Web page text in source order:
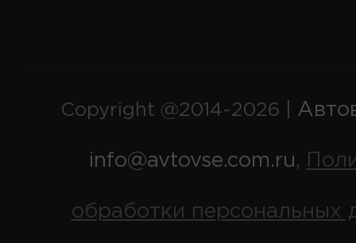
Copyright @2014-2026 |
info@avtovse.com.ru,
обработки персональных